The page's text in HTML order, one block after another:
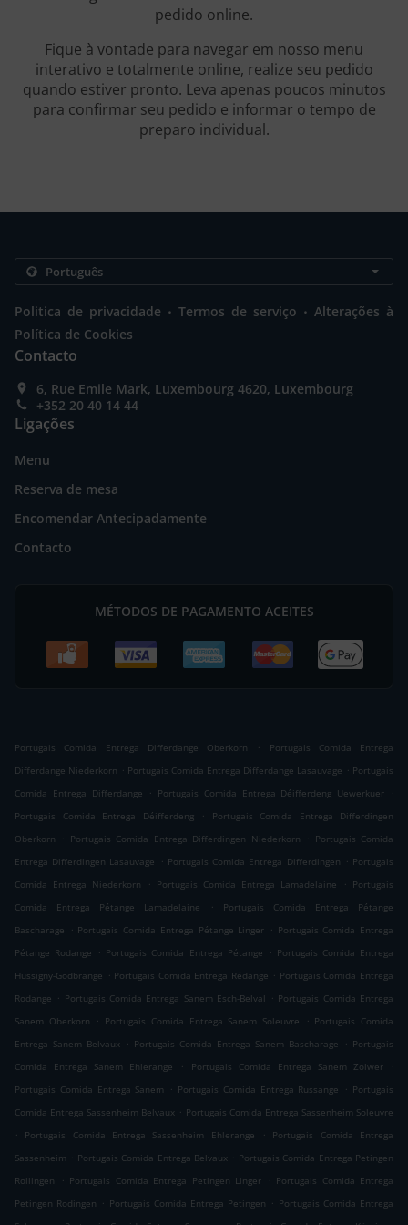
pedido online.
Fique à vontade para navegar em nosso menu
interativo e totalmente online, realize seu pedido
quando estiver pronto. Leva apenas poucos minutos
para confirmar seu pedido e informar o tempo de
preparo individual.
Politica de privacidade . Termos de serviço . Alterações à
Política de Cookies
Contacto
6, Rue Emile Mark, Luxembourg 4620, Luxembourg
+352 20 40 14 44
Ligações
Menu
Reserva de mesa
Encomendar Antecipadamente
Contacto
MÉTODOS DE PAGAMENTO ACEITES
Portugais Comida Entrega Differdange Oberkorn .
Portugais Comida Entrega
Differdange Niederkorn . Portugais Comida Entrega Differdange Lasauvage . Portugais
Comida Entrega Differdange
. Portugais Comida Entrega Déifferdeng Uewerkuer
.
Portugais Comida Entrega Déifferdeng
.
Portugais Comida Entrega Differdingen
Oberkorn
. Portugais Comida Entrega Differdingen Niederkorn . Portugais Comida
Entrega Differdingen Lasauvage
. Portugais Comida Entrega Differdingen . Portugais
Comida Entrega Niederkorn
. Portugais Comida Entrega Lamadelaine . Portugais
Comida Entrega Pétange Lamadelaine
.
Portugais Comida Entrega Pétange
Bascharage
. Portugais Comida Entrega Pétange Linger . Portugais Comida Entrega
Pétange Rodange
. Portugais Comida Entrega Pétange . Portugais Comida Entrega
Hussigny-Godbrange . Portugais Comida Entrega Rédange . Portugais Comida Entrega
Rodange . Portugais Comida Entrega Sanem Esch-Belval . Portugais Comida Entrega
Sanem Oberkorn
. Portugais Comida Entrega Sanem Soleuvre . Portugais Comida
Entrega Sanem Belvaux . Portugais Comida Entrega Sanem Bascharage . Portugais
Comida Entrega Sanem Ehlerange
. Portugais Comida Entrega Sanem Zolwer
.
Portugais Comida Entrega Sanem
. Portugais Comida Entrega Russange . Portugais
Comida Entrega Sassenheim Belvaux . Portugais Comida Entrega Sassenheim Soleuvre
.
Portugais Comida Entrega Sassenheim Ehlerange .
Portugais Comida Entrega
Sassenheim . Portugais Comida Entrega Belvaux . Portugais Comida Entrega Petingen
Rollingen
. Portugais Comida Entrega Petingen Linger . Portugais Comida Entrega
Petingen Rodingen . Portugais Comida Entrega Petingen . Portugais Comida Entrega